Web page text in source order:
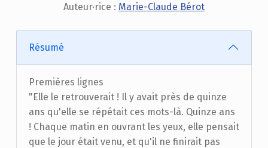
Auteur·rice : Marie-Claude Bérot
Résumé
Premières lignes
"Elle le retrouverait ! Il y avait près de quinze
ans qu'elle se répétait ces mots-là. Quinze ans
! Chaque matin en ouvrant les yeux, elle pensait
que le jour était venu, et qu'il ne finirait pas